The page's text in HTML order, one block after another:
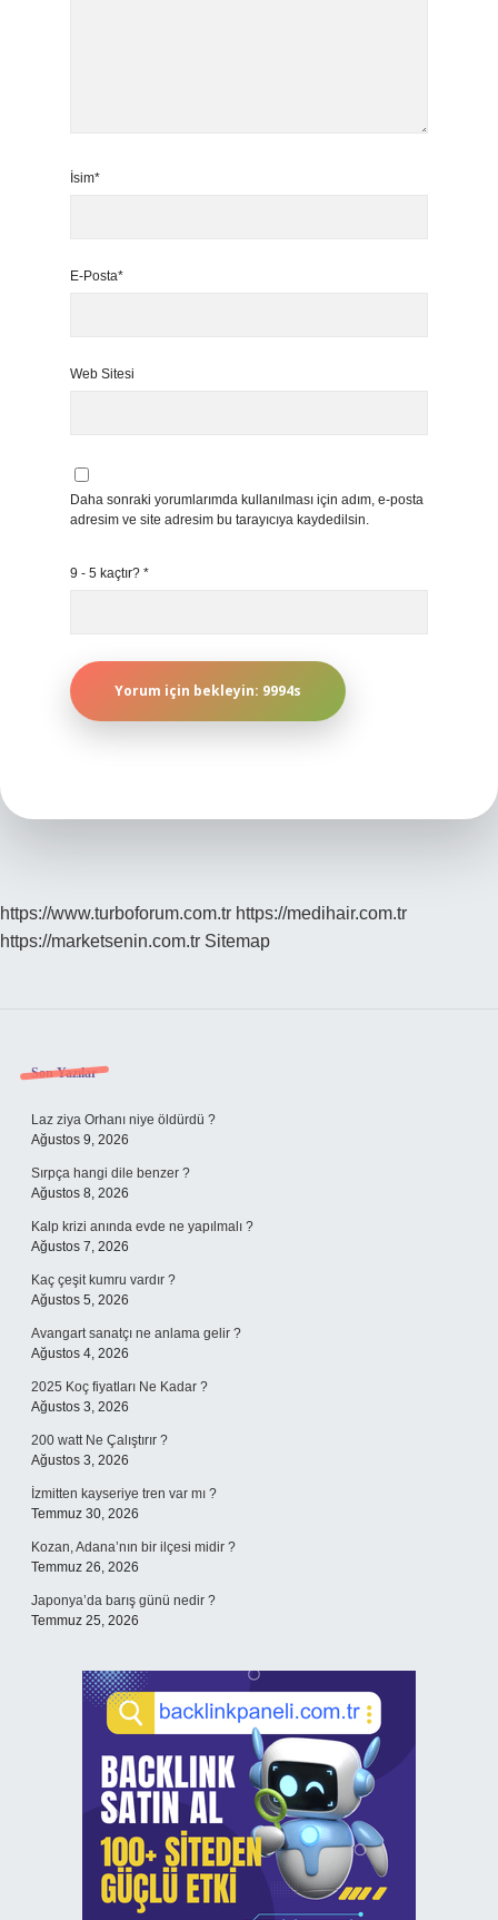
İsim*
E-Posta*
Web Sitesi
Daha sonraki yorumlarımda kullanılması için adım, e-posta
adresim ve site adresim bu tarayıcıya kaydedilsin.
9 - 5 kaçtır? *
https://www.turboforum.com.tr https://medihair.com.tr
https://marketsenin.com.tr Sitemap
Sidebar
Son Yazılar
Laz ziya Orhanı niye öldürdü ?
Ağustos 9, 2026
Sırpça hangi dile benzer ?
Ağustos 8, 2026
Kalp krizi anında evde ne yapılmalı ?
Ağustos 7, 2026
Kaç çeşit kumru vardır ?
Ağustos 5, 2026
Avangart sanatçı ne anlama gelir ?
Ağustos 4, 2026
2025 Koç fiyatları Ne Kadar ?
Ağustos 3, 2026
200 watt Ne Çalıştırır ?
Ağustos 3, 2026
İzmitten kayseriye tren var mı ?
Temmuz 30, 2026
Kozan, Adana’nın bir ilçesi midir ?
Temmuz 26, 2026
Japonya’da barış günü nedir ?
Temmuz 25, 2026